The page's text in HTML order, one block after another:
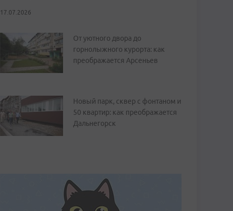
17.07.2026
От уютного двора до
горнолыжного курорта: как
преображается Арсеньев
Новый парк, сквер с фонтаном и
50 квартир: как преображается
Дальнегорск